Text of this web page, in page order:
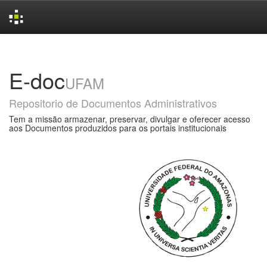
E-docUFAM
Repositorio de Documentos Administrativos
Tem a missão armazenar, preservar, divulgar e oferecer acesso
aos Documentos produzidos para os portais institucionais